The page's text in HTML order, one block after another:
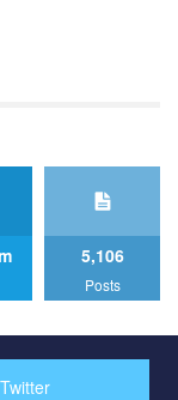
"лайк" під
of
our plan
альянс
5,106
Posts
Twitter